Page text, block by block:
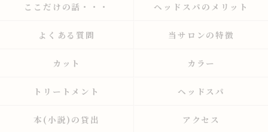
ここだけの話・・・ ヘッドスパのメリット
よくある質問 当サロンの特徴
カット カラー
トリートメント ヘッドスパ
本(小説)の貸出 アクセス